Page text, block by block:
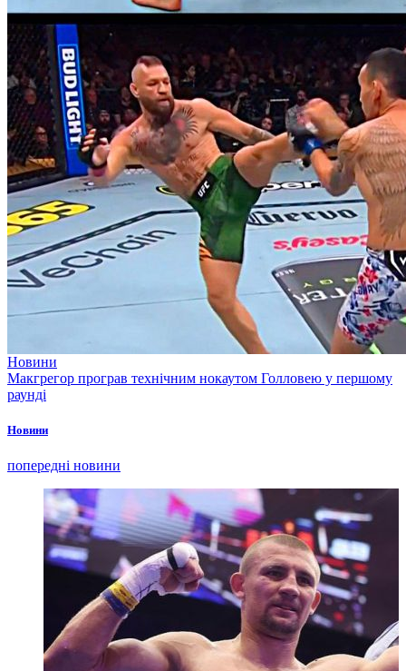
Новини
Макгрегор програв технічним нокаутом Голловею у першому
раунді
Новини
попередні новини